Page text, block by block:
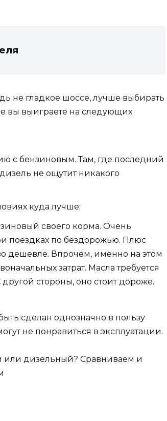
не гладкое шоссе, лучше выбирать
вы выиграете на следующих
с бензиновым. Там, где последний
не ощутит никакого
куда лучше;
своего корма. Очень
поездках по бездорожью. Плюс
дешевле. Впрочем, именно на этом
затрат. Масла требуется
стороны, оно стоит дороже.
сделан однозначно в пользу
не понравиться в эксплуатации.